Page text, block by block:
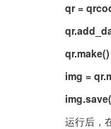
qr =
qr.make()
img =
运行后，